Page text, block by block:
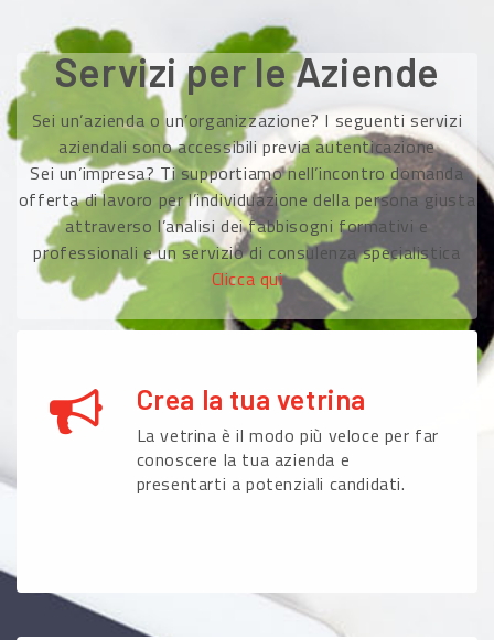
Servizi per le Aziende
Sei un’azienda o un’organizzazione? I seguenti servizi
aziendali sono accessibili previa autenticazione
Sei un’impresa? Ti supportiamo nell’incontro domanda
offerta di lavoro per l’individuazione della persona giusta
attraverso l’analisi dei fabbisogni formativi e
professionali e un servizio di consulenza specialistica
Clicca qui
Crea la tua vetrina
La vetrina è il modo più veloce per far
conoscere la tua azienda e
presentarti a potenziali candidati.